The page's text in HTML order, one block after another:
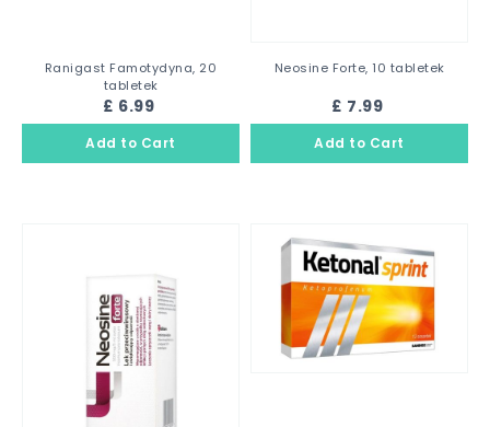
Ranigast Famotydyna, 20
tabletek
£ 6.99
Neosine Forte, 10 tabletek
£ 7.99